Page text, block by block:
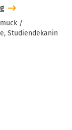
/
Studiendekanin